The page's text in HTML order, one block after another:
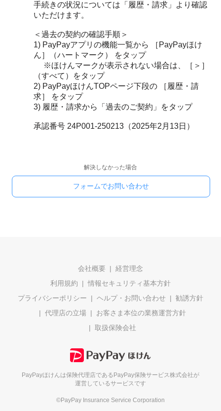
手続きの状況については「履歴・請求」より確認
いただけます。
＜過去の契約の確認手順＞
1) PayPayアプリの機能一覧から ［PayPayほけ
ん］（ハートマーク） をタップ
※ほけんマークが表示されない場合は、［＞］
（すべて）をタップ
2) PayPayほけんTOPページ下段の ［履歴・請
求］ をタップ
3) 履歴・請求から「過去のご契約」をタップ
承認番号 24P001-250213（2025年2月13日）
解決しなかった場合
フォームでお問い合わせ
会社概要
経営理念
利用規約
情報セキュリティ基本方針
プライバシーポリシー
ヘルプ・お問い合わせ
勧誘方針
代理店の立場
お客さま本位の業務運営方針
取扱保険会社
PayPayほけんは保険代理店である PayPay保険サービス株式会社が
運営しているサービスです
©PayPay Insurance Service Corporation